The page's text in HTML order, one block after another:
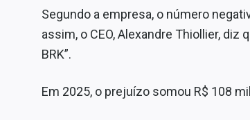
Segundo a empresa, o número
assim, o CEO, Alexandre Thiollier,
BRK”.
Em 2025, o prejuízo somou R$ 108